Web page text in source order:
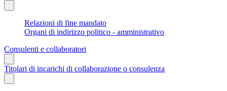
Relazioni di fine mandato
Organi di indirizzo politico - amministrativo
Consulenti e collaboratori
Titolari di incarichi di collaborazione o consulenza